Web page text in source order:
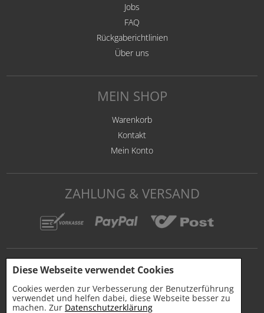
Jobs
FAQ
Rückgaberichtlinien
Über uns
MEIN SHOP
Warenkorb
Kontakt
Mein Konto
ZAHLUNG & VERSAND
Diese Webseite verwendet Cookies
Cookies werden zur Verbesserung der Benutzerführung
verwendet und helfen dabei, diese Webseite besser zu
machen. Zur Datenschutzerklärung